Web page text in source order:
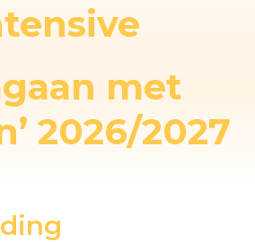
met
2026/2027